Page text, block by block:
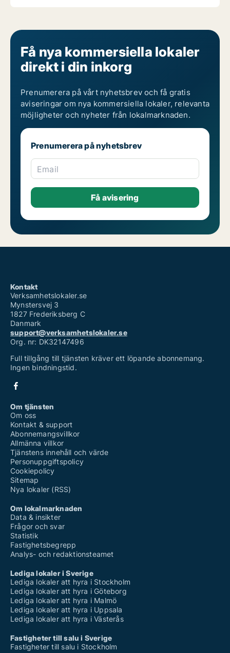
Få nya kommersiella lokaler
direkt i din inkorg
Prenumerera på vårt nyhetsbrev och få gratis
aviseringar om nya kommersiella lokaler, relevanta
möjligheter och nyheter från lokalmarknaden.
Prenumerera på nyhetsbrev
Email
Kontakt
Verksamhetslokaler.se
Mynstersvej 3
1827 Frederiksberg C
Danmark
support@verksamhetslokaler.se
Org. nr: DK32147496
Full tillgång till tjänsten kräver ett löpande abonnemang.
Ingen bindningstid.
Om tjänsten
Om oss
Kontakt & support
Abonnemangsvillkor
Allmänna villkor
Tjänstens innehåll och värde
Personuppgiftspolicy
Cookiepolicy
Sitemap
Nya lokaler (RSS)
Om lokalmarknaden
Data & insikter
Frågor och svar
Statistik
Fastighetsbegrepp
Analys- och redaktionsteamet
Lediga lokaler i Sverige
Lediga lokaler att hyra i Stockholm
Lediga lokaler att hyra i Göteborg
Lediga lokaler att hyra i Malmö
Lediga lokaler att hyra i Uppsala
Lediga lokaler att hyra i Västerås
Fastigheter till salu i Sverige
Fastigheter till salu i Stockholm